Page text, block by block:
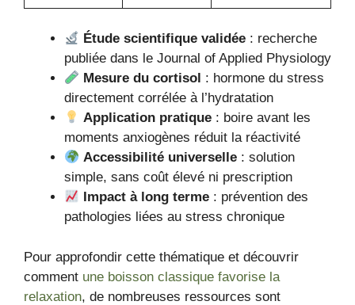
Étude scientifique validée : recherche
publiée dans le Journal of Applied Physiology
Mesure du cortisol : hormone du stress
directement corrélée à l’hydratation
Application pratique : boire avant les
moments anxiogènes réduit la réactivité
Accessibilité universelle : solution
simple, sans coût élevé ni prescription
Impact à long terme : prévention des
pathologies liées au stress chronique
Pour approfondir cette thématique et découvrir
comment une boisson classique favorise la
relaxation, de nombreuses ressources sont